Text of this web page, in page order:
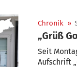
Chronik »
„Grüß
Seit
Aufschrift